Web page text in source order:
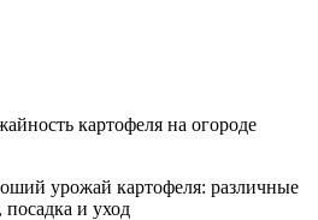
картофеля на огороде
урожай картофеля: различные
и уход